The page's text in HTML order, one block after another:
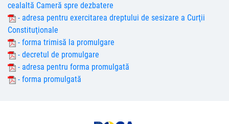
cealaltă Cameră spre dezbatere
- adresa pentru exercitarea dreptului de sesizare a Curţii
Constituţionale
- forma trimisă la promulgare
- decretul de promulgare
- adresa pentru forma promulgată
- forma promulgată